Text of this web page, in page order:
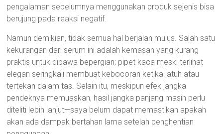
pengalaman sebelumnya menggunakan produk sejenis bisa
berujung pada reaksi negatif.
Namun demikian, tidak semua hal berjalan mulus. Salah satu
kekurangan dari serum ini adalah kemasan yang kurang
praktis untuk dibawa bepergian; pipet kaca meski terlihat
elegan seringkali membuat kebocoran ketika jatuh atau
tertekan dalam tas. Selain itu, meskipun efek jangka
pendeknya memuaskan, hasil jangka panjang masih perlu
diteliti lebih lanjut—saya belum dapat memastikan apakah
akan ada dampak bertahan lama setelah penghentian